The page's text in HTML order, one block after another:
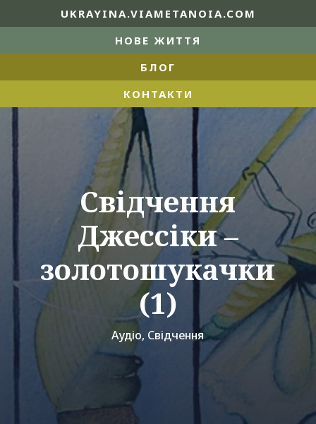
UKRAYINA.VIAMETANOIA.COM
НОВЕ ЖИТТЯ
БЛОГ
КОНТАКТИ
Свідчення
Джессіки –
золотошукачки
(1)
Аудіо, Свідчення